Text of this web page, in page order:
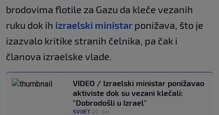
brodovima flotile za Gazu da kleče vezanih
ruku dok ih izraelski ministar ponižava, što je
izazvalo kritike stranih čelnika, pa čak i
članova izraelske vlade.
VIDEO / Izraelski ministar ponižavao
aktiviste dok su vezani klečali:
"Dobrodošli u Izrael"
SVIJET 20. svi.